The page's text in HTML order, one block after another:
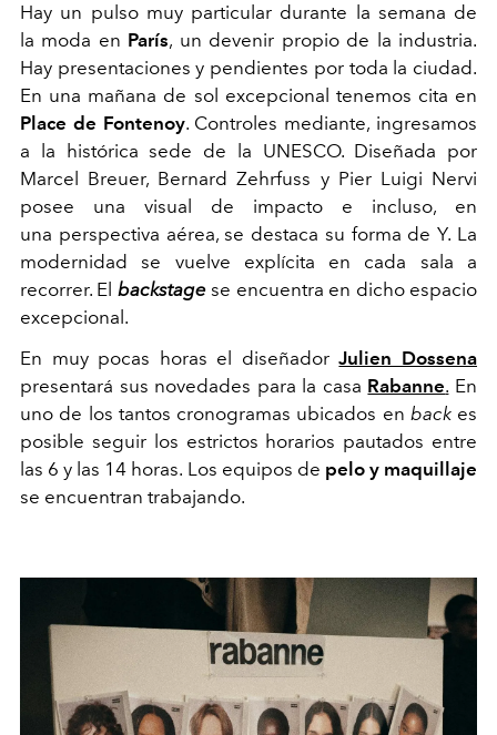
Hay un pulso muy particular durante la semana de
la moda en París, un devenir propio de la industria.
Hay presentaciones y pendientes por toda la ciudad.
En una mañana de sol excepcional tenemos cita en
Place de Fontenoy. Controles mediante, ingresamos
a la histórica sede de la UNESCO. Diseñada por
Marcel Breuer, Bernard Zehrfuss y Pier Luigi Nervi
posee una visual de impacto e incluso, en
una perspectiva aérea, se destaca su forma de Y. La
modernidad se vuelve explícita en cada sala a
recorrer. El backstagese encuentra en dicho espacio
excepcional.
En muy pocas horas el diseñadorJulien Dossena
presentará sus novedades para la casa Rabanne. En
uno de los tantos cronogramas ubicados en back es
posible seguir los estrictos horarios pautados entre
las 6 y las 14 horas. Los equipos de pelo y maquillaje
se encuentran trabajando.